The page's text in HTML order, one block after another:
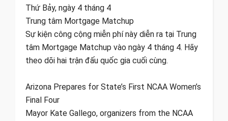
Thứ Bảy, ngày 4 tháng 4
Trung tâm Mortgage Matchup
Sự kiện công cộng miễn phí này diễn ra tại Trung
tâm Mortgage Matchup vào ngày 4 tháng 4. Hãy
theo dõi hai trận đấu quốc gia cuối cùng.
Arizona Prepares for State’s First NCAA Women’s
Final Four
Mayor Kate Gallego, organizers from the NCAA